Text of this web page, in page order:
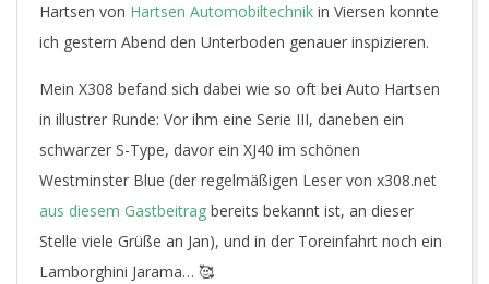
Hartsen von Hartsen Automobiltechnik in Viersen konnte
ich gestern Abend den Unterboden genauer inspizieren.
Mein X308 befand sich dabei wie so oft bei Auto Hartsen
in illustrer Runde: Vor ihm eine Serie III, daneben ein
schwarzer S-Type, davor ein XJ40 im schönen
Westminster Blue (der regelmäßigen Leser von x308.net
aus diesem Gastbeitrag bereits bekannt ist, an dieser
Stelle viele Grüße an Jan), und in der Toreinfahrt noch ein
Lamborghini Jarama… 🥰